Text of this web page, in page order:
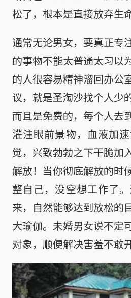
松了，根本是直接放弃生命
通常无论男女，要真正专
的事物不能太普通太习以
的人很容易精神溜回办公
议，就是圣淘沙找个人少
而且是免费的，每个人去
灌注眼前景物，血液加
觉，兴致勃勃之下干脆加
解放！当你彻底解放的时
整自己，没空想工作了
来，自然能够达到放松的
大瑜伽。未婚男女说不定
对象，顺便解决害羞不敢